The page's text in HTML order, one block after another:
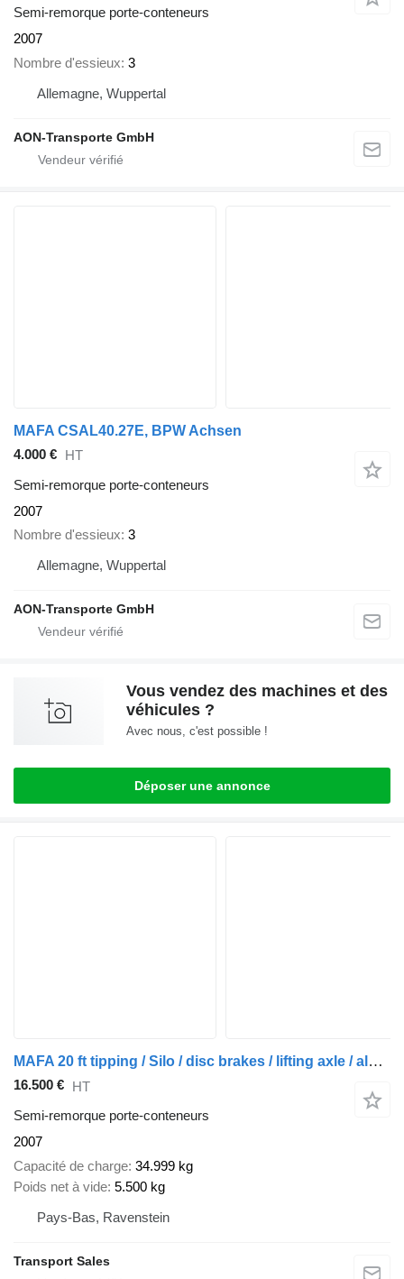
Semi-remorque porte-conteneurs
2007
Nombre d'essieux 3
Allemagne, Wuppertal
AON-Transporte GmbH
MAFA CSAL40.27E, BPW Achsen
4.000 € HT
Semi-remorque porte-conteneurs
2007
Nombre d'essieux 3
Allemagne, Wuppertal
AON-Transporte GmbH
Vous vendez des machines et des
véhicules ?
Avec nous, c'est possible !
Déposer une annonce
MAFA 20 ft tipping / Silo / disc brakes / lifting axle / alcoa wheels
16.500 € HT
Semi-remorque porte-conteneurs
2007
Capacité de charge 34.999 kg
Poids net à vide 5.500 kg
Pays-Bas, Ravenstein
Transport Sales